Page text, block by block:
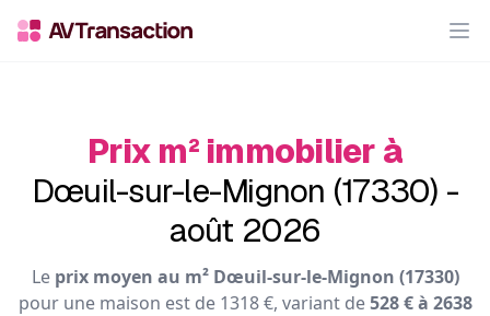
Prix m² immobilier à
Dœuil-sur-le-Mignon (17330) -
août 2026
Le prix moyen au m² Dœuil-sur-le-Mignon (17330)
pour une maison est de 1318 €, variant de528 € à 2638